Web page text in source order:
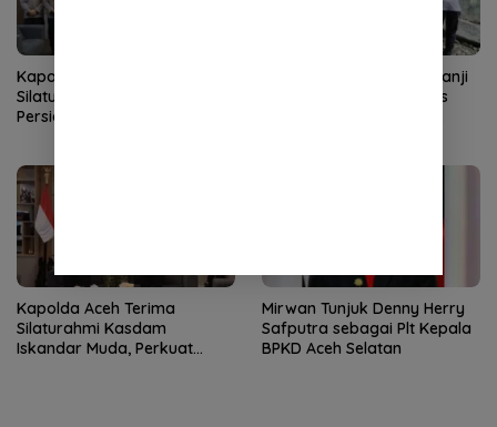
Kapolda Aceh Terima
Silaturahmi LVRI, Bahas
Persiapan Hari Veteran
Kapolres Aceh Selatan Janji
Rehab Rumah Janda Eks
Kapolda Aceh Terima
Silaturahmi Kasdam
Iskandar Muda, Perkuat
Mirwan Tunjuk Denny Herry
Safputra sebagai Plt Kepala
BPKD Aceh Selatan